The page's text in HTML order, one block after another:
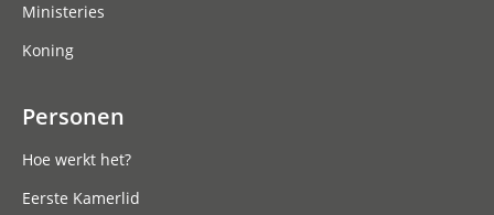
Ministeries
Koning
Personen
Hoe werkt het?
Eerste Kamerlid